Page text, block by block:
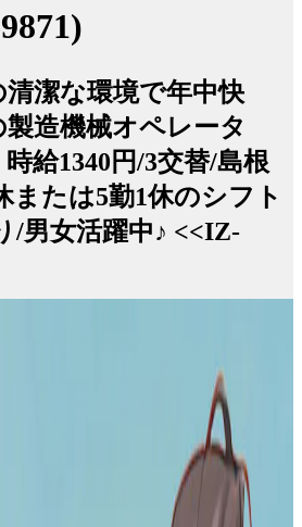
清潔な環境で年中快
造機械オペレータ
給1340円/3交替/島根
または5勤1休のシフト
/男女活躍中♪ <<IZ-